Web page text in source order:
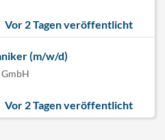
Vor 2 Tagen veröffentlicht
(m/w/d)
Vor 2 Tagen veröffentlicht